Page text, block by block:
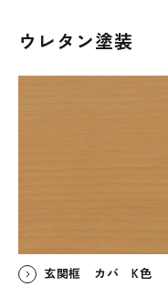
ウレタン塗装
玄関框 カバ K色